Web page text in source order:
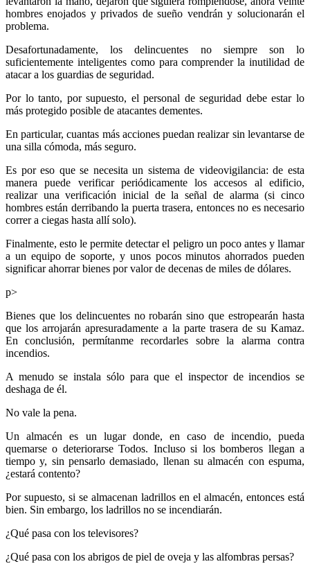
hombres enojados y privados de sueño vendrán y solucionarán el
problema.
Desafortunadamente, los delincuentes no siempre son lo
suficientemente inteligentes como para comprender la inutilidad de
atacar a los guardias de seguridad.
Por lo tanto, por supuesto, el personal de seguridad debe estar lo
más protegido posible de atacantes dementes.
En particular, cuantas más acciones puedan realizar sin levantarse de
una silla cómoda, más seguro.
Es por eso que se necesita un sistema de videovigilancia: de esta
manera puede verificar periódicamente los accesos al edificio,
realizar una verificación inicial de la señal de alarma (si cinco
hombres están derribando la puerta trasera, entonces no es necesario
correr a ciegas hasta allí solo).
Finalmente, esto le permite detectar el peligro un poco antes y llamar
a un equipo de soporte, y unos pocos minutos ahorrados pueden
significar ahorrar bienes por valor de decenas de miles de dólares.
p>
Bienes que los delincuentes no robarán sino que estropearán hasta
que los arrojarán apresuradamente a la parte trasera de su Kamaz.
En conclusión, permítanme recordarles sobre la alarma contra
incendios.
A menudo se instala sólo para que el inspector de incendios se
deshaga de él.
No vale la pena.
Un almacén es un lugar donde, en caso de incendio, pueda
quemarse o deteriorarse Todos. Incluso si los bomberos llegan a
tiempo y, sin pensarlo demasiado, llenan su almacén con espuma,
¿estará contento?
Por supuesto, si se almacenan ladrillos en el almacén, entonces está
bien. Sin embargo, los ladrillos no se incendiarán.
¿Qué pasa con los televisores?
¿Qué pasa con los abrigos de piel de oveja y las alfombras persas?